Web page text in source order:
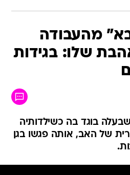
מהעבודה
שלו: בגידות
בוגד בה כשילדותיה
של האב, אותה פגשו בגן